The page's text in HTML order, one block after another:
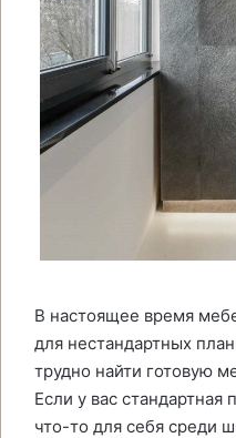
В настоящее время
для нестандартных
трудно найти готовую
Если у вас стандартная
что-то для себя среди